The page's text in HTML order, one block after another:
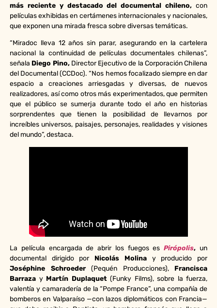
más reciente y destacado del documental chileno, con
películas exhibidas en certámenes internacionales y nacionales,
que exponen una mirada fresca sobre diversas temáticas.
“Miradoc lleva 12 años sin parar, asegurando en la cartelera
nacional la continuidad de películas documentales chilenas”,
señala Diego Pino, Director Ejecutivo de la Corporación Chilena
del Documental (CCDoc). “Nos hemos focalizado siempre en dar
espacio a creaciones arriesgadas y diversas, de nuevos
realizadores, así como otros más experimentados, que permiten
que el público se sumerja durante todo el año en historias
sorprendentes que tienen la posibilidad de llevarnos por
increíbles universos, paisajes, personajes, realidades y visiones
del mundo”, destaca.
La película encargada de abrir los fuegos esPirópolis, un
documental dirigido por Nicolás Molina y producido por
Joséphine Schroeder (Pequén Producciones), Francisca
Barraza y Martín Duplaquet (Funky Films), sobre la fuerza,
valentía y camaradería de la “Pompe France”, una compañía de
bomberos en Valparaíso —con lazos diplomáticos con Francia—